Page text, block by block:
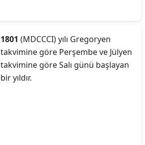
1801 (MDCCCI) yılı Gregoryen
takvimine göre Perşembe ve Jülyen
takvimine göre Salı günü başlayan
bir yıldır.